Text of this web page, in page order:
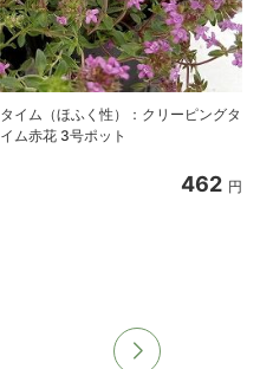
タイム（ほふく性）：クリーピングタ
イム赤花 3号ポット
462 円